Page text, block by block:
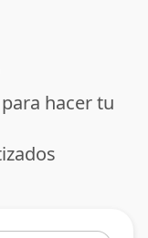
hacer tu